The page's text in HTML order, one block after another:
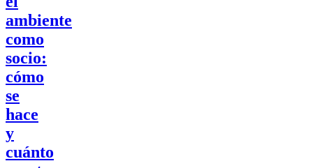
ambiente
como
socio:
cómo
se
hace
y
cuánto